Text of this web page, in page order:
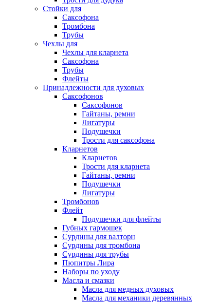
Стойки для
Саксофона
Тромбона
Трубы
Чехлы для
Чехлы для кларнета
Саксофона
Трубы
Флейты
Принадлежности для духовых
Саксофонов
Саксофонов
Гайтаны, ремни
Лигатуры
Подушечки
Трости для саксофона
Кларнетов
Кларнетов
Трости для кларнета
Гайтаны, ремни
Подушечки
Лигатуры
Тромбонов
Флейт
Подушечки для флейты
Губных гармошек
Сурдины для валторн
Сурдины для тромбона
Сурдины для трубы
Пюпитры Лира
Наборы по уходу
Масла и смазки
Масла для медных духовых
Масла для механики деревянных